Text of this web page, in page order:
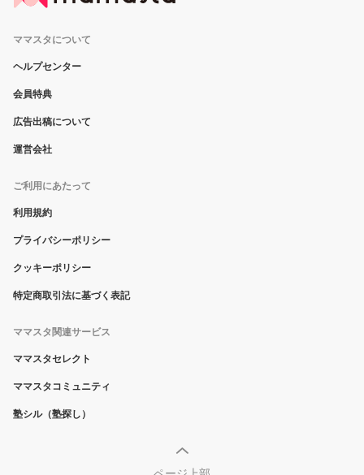
ママスタについて
ヘルプセンター
会員特典
広告出稿について
運営会社
ご利用にあたって
利用規約
プライバシーポリシー
クッキーポリシー
特定商取引法に基づく表記
ママスタ関連サービス
ママスタセレクト
ママスタコミュニティ
塾シル（塾探し）